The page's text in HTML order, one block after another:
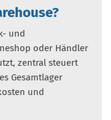
und
oder Händler
zentral steuert
Gesamtlager
und